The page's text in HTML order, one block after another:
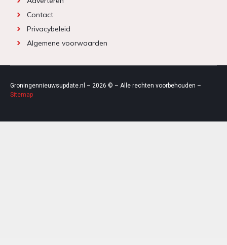
Contact
Privacybeleid
Algemene voorwaarden
Groningennieuwsupdate.nl – 2026 © – Alle rechten voorbehouden –
Sitemap